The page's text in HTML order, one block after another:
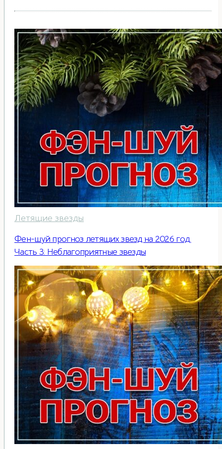
Летящие звезды
Фен-шуй прогноз летящих звезд на 2026 год.
Часть 3: Неблагоприятные звезды